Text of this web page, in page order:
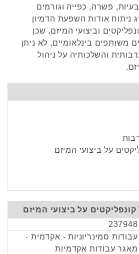
פשרה, כפייה וגורמים
ניתוח אודות השפעת הדמיון
וביצועי המיזם, שכן
משותפים בינלאומיים, לא ניתן
והשלכותיה על ניהול
על ביצועי המיזם
על ביצועי המיזם
237948
עבודות סמינריוניות - אקדמית -
מאגר עבודות אקדמיות